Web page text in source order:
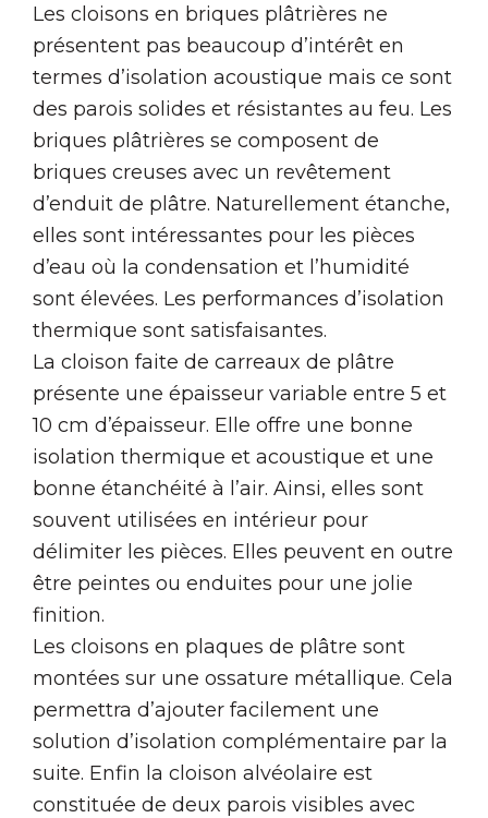
Les cloisons en briques plâtrières ne
présentent pas beaucoup d’intérêt en
termes d’isolation acoustique mais ce sont
des parois solides et résistantes au feu. Les
briques plâtrières se composent de
briques creuses avec un revêtement
d’enduit de plâtre. Naturellement étanche,
elles sont intéressantes pour les pièces
d’eau où la condensation et l’humidité
sont élevées. Les performances d’isolation
thermique sont satisfaisantes.
La cloison faite de carreaux de plâtre
présente une épaisseur variable entre 5 et
10 cm d’épaisseur. Elle offre une bonne
isolation thermique et acoustique et une
bonne étanchéité à l’air. Ainsi, elles sont
souvent utilisées en intérieur pour
délimiter les pièces. Elles peuvent en outre
être peintes ou enduites pour une jolie
finition.
Les cloisons en plaques de plâtre sont
montées sur une ossature métallique. Cela
permettra d’ajouter facilement une
solution d’isolation complémentaire par la
suite. Enfin la cloison alvéolaire est
constituée de deux parois visibles avec